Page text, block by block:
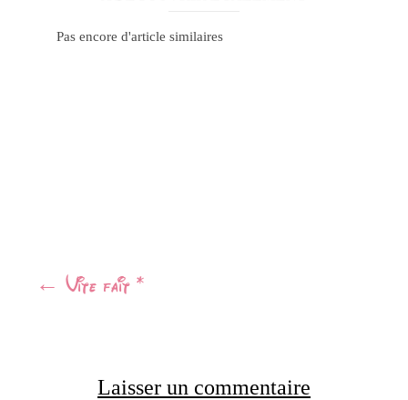
Pas encore d'article similaires
Navigation
← Vite fait *
Laisser un commentaire